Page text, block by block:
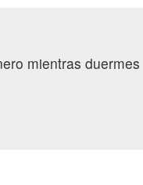
mientras duermes